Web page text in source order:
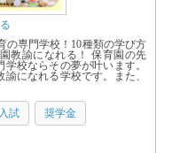
の専門学校！10種類の学び方
教諭になれる！ 保育園の先
校ならその夢が叶います。
になれる学校です。また、
試 奨学金